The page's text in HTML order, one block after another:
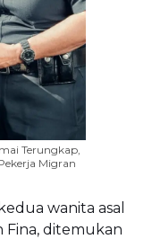
Terungkap,
Migran
wanita asal
Fina, ditemukan